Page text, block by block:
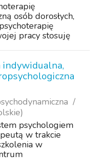
osób dorosłych,
pracy stosuję
badaniami
się leczen...
indywidualna,
psychologiem
w trakcie
w